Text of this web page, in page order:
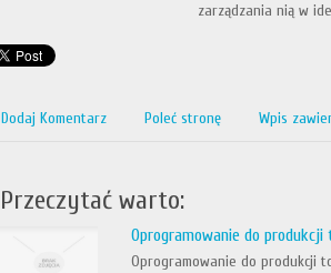
zarządzania nią w
Dodaj Komentarz Poleć stronę Wpis
Przeczytać warto:
Oprogramowanie do
Oprogramowanie do produkcji